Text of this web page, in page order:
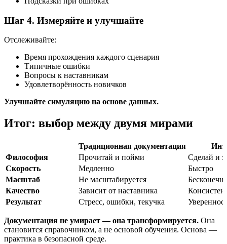
Шаг 4. Измеряйте и улучшайте
Отслеживайте:
Время прохождения каждого сценария
Типичные ошибки
Вопросы к наставникам
Удовлетворённость новичков
Улучшайте симуляцию на основе данных.
Итог: выбор между двумя мирами
Традиционная документация
Философия
Прочитай и пойми
Сделай и
Скорость
Медленно
Быстро
Масштаб
Не масштабируется
Качество
Зависит от наставника
Результат
Стресс, ошибки, текучка
Документация не умирает — она трансформируется. Она
становится справочником, а не основой обучения. Основа —
практика в безопасной среде.